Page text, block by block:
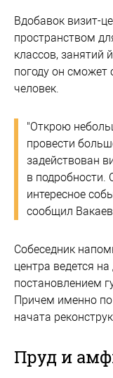
Вдобавок визит-
пространством
классов, занятий
погоду он
человек.
"Открою
провести
задействован
в подробности.
интересное
сообщил
Собеседник
центра ведется
постановлением
Причем именно
начата
Пруд и